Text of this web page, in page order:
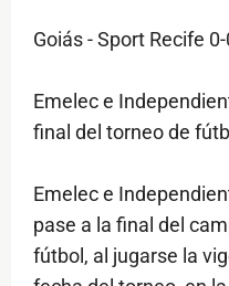
Goiás - Sport Recife
Emelec e
final del torneo de
Emelec e
pase a la final del
fútbol, al jugarse la